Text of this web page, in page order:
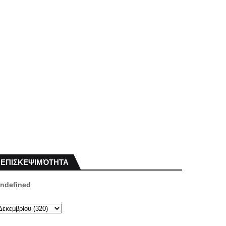
ΕΠΙΣΚΕΨΙΜΌΤΗΤΑ
ndefined